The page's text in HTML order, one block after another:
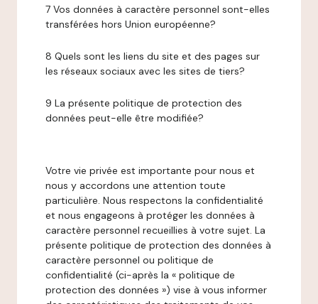
7 Vos données à caractère personnel sont-elles
transférées hors Union européenne?
8 Quels sont les liens du site et des pages sur
les réseaux sociaux avec les sites de tiers?
9 La présente politique de protection des
données peut-elle être modifiée?
Votre vie privée est importante pour nous et
nous y accordons une attention toute
particulière. Nous respectons la confidentialité
et nous engageons à protéger les données à
caractère personnel recueillies à votre sujet. La
présente politique de protection des données à
caractère personnel ou politique de
confidentialité (ci-après la « politique de
protection des données ») vise à vous informer